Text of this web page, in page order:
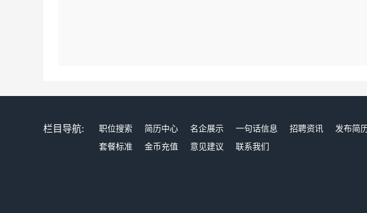
栏目导航: 职位搜索 简历中心 名企展示 一句话信息 招聘资讯 发布简
套餐标准
金币充值 意见建议 联系我们